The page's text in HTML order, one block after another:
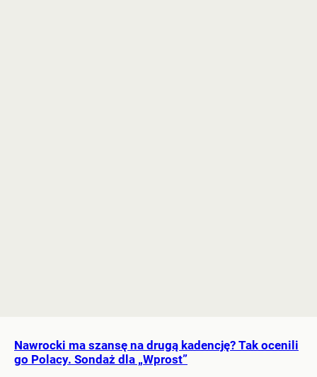
Nawrocki ma szansę na drugą kadencję? Tak ocenili
go Polacy. Sondaż dla „Wprost”